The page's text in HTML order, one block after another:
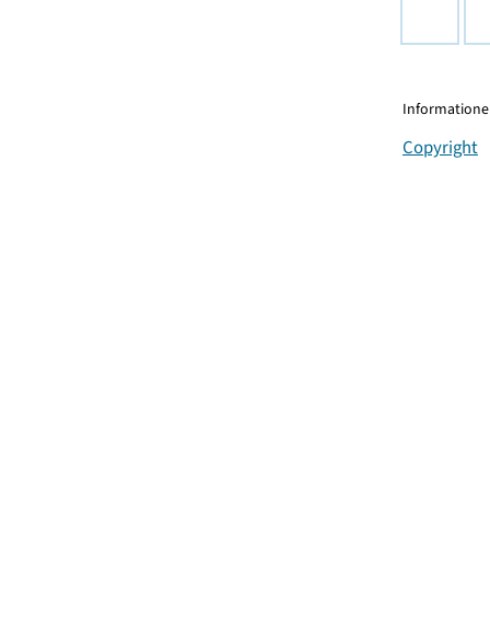
Copyright